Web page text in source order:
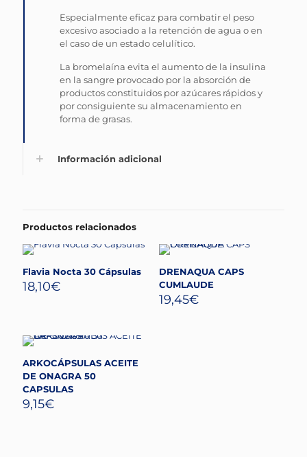
Especialmente eficaz para combatir el peso
excesivo asociado a la retención de agua o en
el caso de un estado celulítico.
La bromelaína evita el aumento de la insulina
en la sangre provocado por la absorción de
productos constituidos por azúcares rápidos y
por consiguiente su almacenamiento en
forma de grasas.
Información adicional
Productos relacionados
Flavia Nocta 30 Cápsulas
18,10€
DRENAQUA CAPS
CUMLAUDE
19,45€
ARKOCÁPSULAS ACEITE
DE ONAGRA 50
CAPSULAS
9,15€